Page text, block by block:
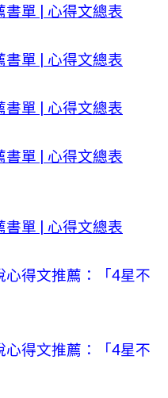
書單 | 心得文總表
單 | 心得文總表
書單 | 心得文總表
單 | 心得文總表
書單 | 心得文總表
得文推薦：「4星不
得文推薦：「4星不